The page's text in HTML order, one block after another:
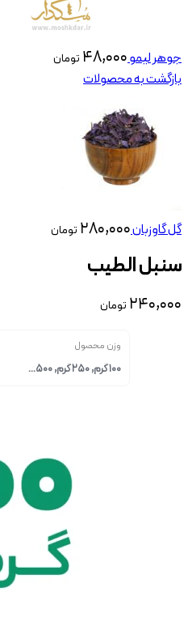
جوهر لیمو۴۸,۰۰۰ تومان
بازگشت به محصولات
گل گاوزبان۲۸۰,۰۰۰ تومان
سنبل الطیب
۲۴۰,۰۰۰ تومان
وزن محصول
100 گرم, 250 گرم, 500...